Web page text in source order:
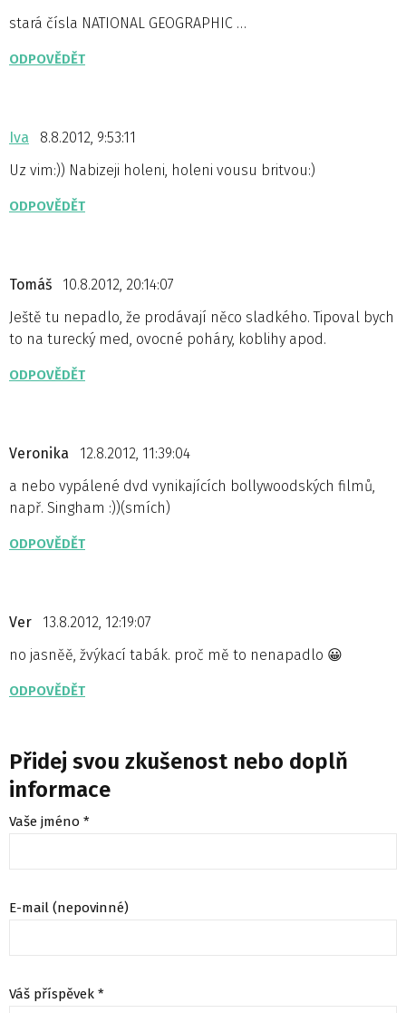
stará čísla NATIONAL GEOGRAPHIC …
ODPOVĚDĚT
Iva
8.8.2012, 9:53:11
Uz vim:)) Nabizeji holeni, holeni vousu britvou:)
ODPOVĚDĚT
Tomáš
10.8.2012, 20:14:07
Ještě tu nepadlo, že prodávají něco sladkého. Tipoval bych
to na turecký med, ovocné poháry, koblihy apod.
ODPOVĚDĚT
Veronika
12.8.2012, 11:39:04
a nebo vypálené dvd vynikajících bollywoodských filmů,
např. Singham :))(smích)
ODPOVĚDĚT
Ver
13.8.2012, 12:19:07
no jasněě, žvýkací tabák. proč mě to nenapadlo 😀
ODPOVĚDĚT
Přidej svou zkušenost nebo doplň
informace
Vaše jméno *
E-mail (nepovinné)
Váš příspěvek *